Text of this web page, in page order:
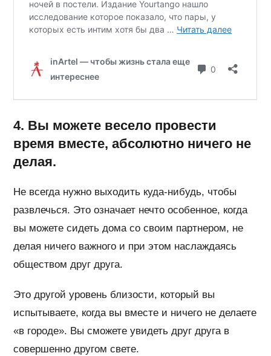
4. Вы можете весело провести
время вместе, абсолютно ничего не
делая.
Не всегда нужно выходить куда-нибудь, чтобы
развлечься. Это означает нечто особенное, когда
вы можете сидеть дома со своим партнером, не
делая ничего важного и при этом наслаждаясь
обществом друг друга.
Это другой уровень близости, который вы
испытываете, когда вы вместе и ничего не делаете
«в городе». Вы сможете увидеть друг друга в
совершенно другом свете.